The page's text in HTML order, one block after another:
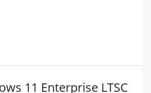
11 Enterprise LTSC